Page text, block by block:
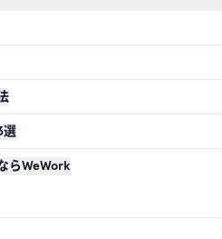
選
らWeWork